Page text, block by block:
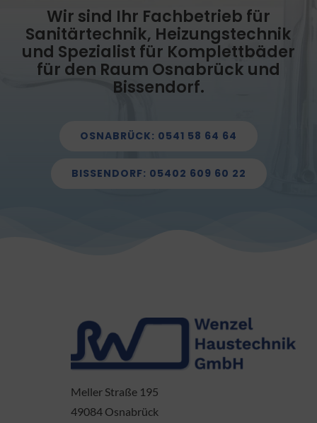
Wir sind Ihr Fachbetrieb für
Sanitärtechnik, Heizungstechnik
und Spezialist für Komplettbäder
für den Raum Osnabrück und
Bissendorf.
OSNABRÜCK: 0541 58 64 64
BISSENDORF: 05402 609 60 22
Meller Straße 195
49084 Osnabrück